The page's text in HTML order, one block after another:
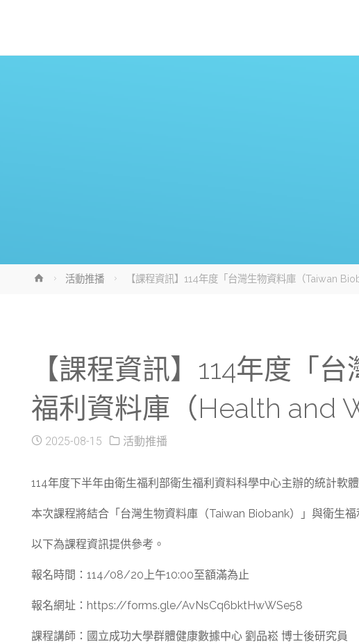
Home活動推播 【課程資訊】114年度「台灣生物資料庫（Taiwan
【課程資訊】114年度「
福利資料庫（Health and
2025-08-15 活動推播
114年度下半年由衛生福利部衛生福利資料科學中心主辦的統計軟體
本次課程將結合「台灣生物資料庫（Taiwan Biobank）」與衛生
以下為課程資訊提供參考。
報名時間：114/08/20上午10:00至額滿為止
報名網址：https://forms.gle/AvNsCq6bktHwWSe58
課程講師：國立成功大學群體健康數據中心 劉品崧 博士後研究員